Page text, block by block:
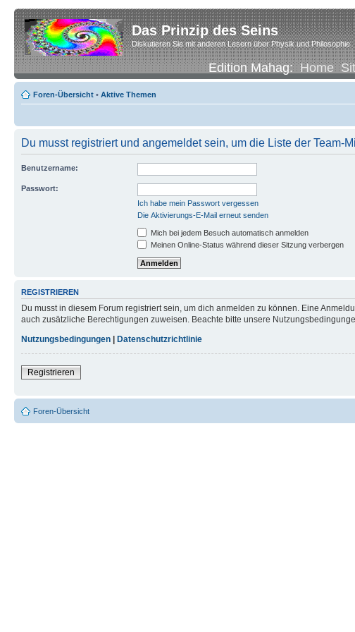
Das Prinzip des Seins
Diskutieren Sie mit anderen Lesern über Physik und Philosophie
Edition Mahag:Home
Foren-Übersicht • Aktive Themen
Du musst registriert und angemeldet sein, um die Liste der Team-
Benutzername:
Passwort:
Ich habe mein Passwort vergessen
Die Aktivierungs-E-Mail erneut senden
Mich bei jedem Besuch automatisch anmelden
Meinen Online-Status während dieser Sitzung verbergen
REGISTRIEREN
Du musst in diesem Forum registriert sein, um dich anmelden zu können. Eine
auch zusätzliche Berechtigungen zuweisen. Beachte bitte unsere
Nutzungsbedingungen
Datenschutzrichtlinie
Registrieren
Foren-Übersicht